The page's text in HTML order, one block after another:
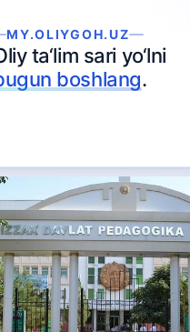
MY.OLIYGOH.UZ
ta‘lim sari yo‘lni
boshlang.